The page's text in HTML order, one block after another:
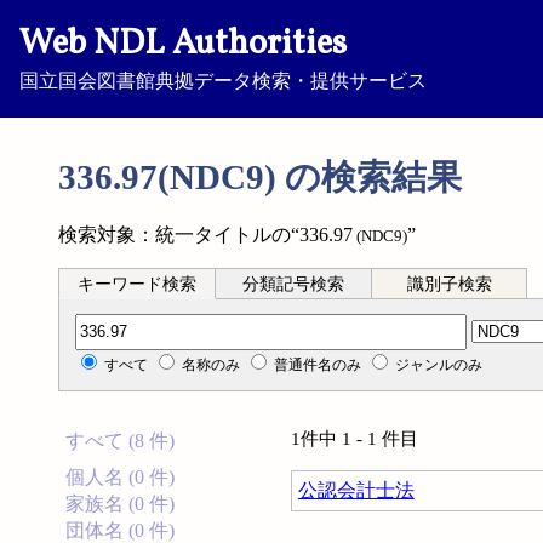
Web NDL Authorities
国立国会図書館典拠データ検索・提供サービス
336.97(NDC9) の検索結果
検索対象：統一タイトルの“336.97 (NDC9)”
キーワード検索 分類記号検索 識別子検索
分類記号検索
すべて 名称のみ 普通件名のみ ジャンルのみ
すべて (8 件)
個人名 (0 件)
家族名 (0 件)
団体名 (0 件)
1件中 1 - 1 件目
公認会計士法